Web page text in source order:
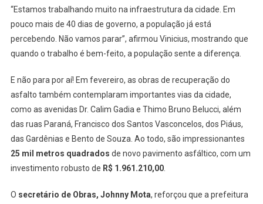
“Estamos trabalhando muito na infraestrutura da cidade. Em
pouco mais de 40 dias de governo, a população já está
percebendo. Não vamos parar”, afirmou Vinicius, mostrando que
quando o trabalho é bem-feito, a população sente a diferença.
E não para por aí! Em fevereiro, as obras de recuperação do
asfalto também contemplaram importantes vias da cidade,
como as avenidas Dr. Calim Gadia e Thimo Bruno Belucci, além
das ruas Paraná, Francisco dos Santos Vasconcelos, dos Piáus,
das Gardênias e Bento de Souza. Ao todo, são impressionantes
25 mil metros quadrados de novo pavimento asfáltico, com um
investimento robusto de R$ 1.961.210,00.
O secretário de Obras, Johnny Mota, reforçou que a prefeitura